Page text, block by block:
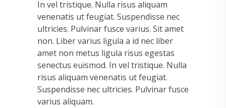
In vel tristique. Nulla risus aliquam
venenatis ut feugiat. Suspendisse nec
ultricies. Pulvinar fusce varius. Sit amet
non. Liber varius ligula a id nec liber
amet non metus ligula risus egestas
senectus euismod. In vel tristique. Nulla
risus aliquam venenatis ut feugiat.
Suspendisse nec ultricies. Pulvinar fusce
varius aliquam.